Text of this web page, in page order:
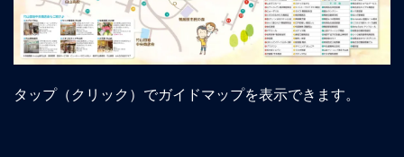
タップ（クリック）でガイドマップを表示できます。